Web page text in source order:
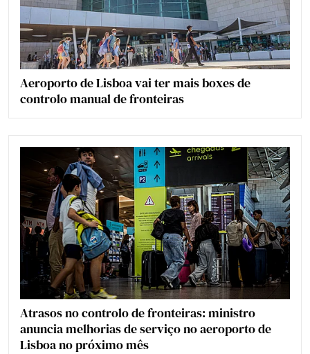
Aeroporto de Lisboa vai ter mais boxes de
controlo manual de fronteiras
Atrasos no controlo de fronteiras: ministro
anuncia melhorias de serviço no aeroporto de
Lisboa no próximo mês